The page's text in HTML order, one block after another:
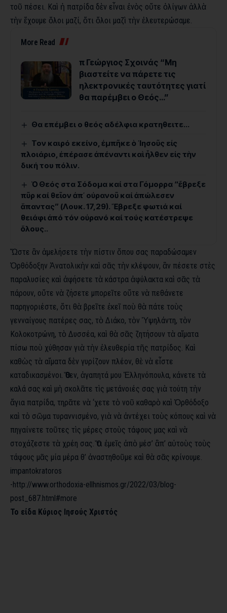
τοῦ πέσει. Καὶ ἡ πατρίδα δὲν εἶναι ἑνὸς οὔτε ὀλίγων ἀλλὰ
τὴν ἔχουμε ὅλοι μαζί, ὅτι ὅλοι μαζὶ τὴν ἐλευτερώσαμε.
More Read
π Γεώργιος Σχοινάς “Μη
βιαστείτε να πάρετε τις
ηλεκτρονικές ταυτότητες γιατί
θα παρέμβει ο Θεός…”
Θα επέμβει ο θεός αδέλφια κρατηθειτε…
Τον καιρό εκείνο, ἐμπῆκε ὁ ᾿Ιησοῦς εἰς
πλοιάριο, ἐπέρασε ἀπέναντι καὶ ἦλθεν εἰς τὴν
δική του πόλιν.
Ὁ Θεός στα Σόδομα καί στα Γόμορρα “ἔβρεξε
πῦρ καί θεῖον ἀπ᾿ οὐρανοῦ καί ἀπώλεσεν
ἅπαντας” (Λουκ. 17,29). Ἔβρεξε φωτιά καί
θειάφι ἀπό τόν οὐρανό καί τούς κατέστρεψε
ὅλους..
Ὥστε ἂν ἀμελήσετε τὴν πίστιν ὅπου σας παραδώσαμεν
Ὀρθόδοξην Ἀνατολικὴν καὶ σᾶς τὴν κλέψουν, ἂν πέσετε στὲς
παραλυσίες καὶ ἀφήσετε τὰ κάστρα ἀφύλακτα καὶ σᾶς τὰ
πάρουν, οὔτε νὰ ζήσετε μπορεῖτε οὔτε νὰ πεθάνετε
παρηγοριέστε, ὅτι θὰ βρεῖτε ἐκεῖ ποὺ θὰ πάτε τοὺς
γενναίγους πατέρες σας, τὸ Διάκο, τὸν Ὑψηλάντη, τὸν
Κολοκοτρώνη, τὸ Δυσσέα, καὶ θὰ σᾶς ζητήσουν τὰ αἵματα
πίσω ποὺ χύθησαν γιὰ τὴν ἐλευθερία τῆς πατρίδος. Καὶ
καθὼς τὰ αἵματα δὲν γυρίζουν πλέον, θὲ νὰ εἶστε
καταδικασμένοι. Ὅθεν, ἀγαπητά μου Ἑλληνόπουλα, κάνετε τὰ
καλά σας καὶ μὴ σκολᾶτε τὶς μετάνοιές σας γιὰ τούτη τὴν
ἅγια πατρίδα, τηρᾶτε νὰ ‘χετε τὸ νοῦ καθαρὸ καὶ Ὀρθόδοξο
καὶ τὸ σῶμα τυραννισμένο, γιὰ νὰ ἀντέχει τοὺς κόπους καὶ νὰ
πηγαίνετε τοῦτες τὶς μέρες στοὺς τάφους μας καὶ νὰ
στοχάζεστε τὰ χρέη σας. Ὅτι ἐμεῖς ἀπὸ μέσ’ ἂπ’ αὐτοὺς τοὺς
τάφους μᾶς μία μέρα θ’ ἀναστηθοῦμε καὶ θὰ σᾶς κρίνουμε.
impantokratoros
-http://www.orthodoxia-ellhnismos.gr/2022/03/blog-
post_687.html#more
Το είδα Κύριος Ιησούς Χριστός